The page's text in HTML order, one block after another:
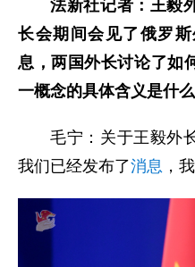
法新社记者：王毅
长会期间会见了俄罗
息，两国外长讨论了如
一概念的具体含义是什么
毛宁：关于王毅外
我们已经发布了消息 ，